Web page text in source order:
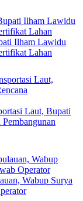
Ilham Lawidu
Lahan
Laut, Bupati
Wabup Surya